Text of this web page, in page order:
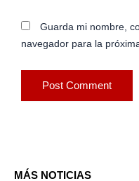
Guarda mi nombre,
navegador para la
MÁS NOTICIAS